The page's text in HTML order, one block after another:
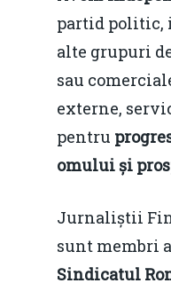
partid politic,
alte grupuri
sau
externe,
pentru
omului și
Jurnaliștii
sunt membri
Sindicatul